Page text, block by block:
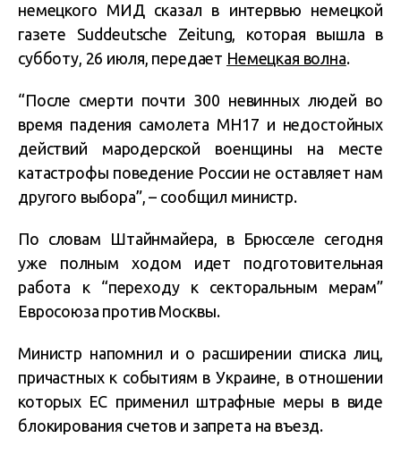
немецкого МИД сказал в интервью немецкой
газете Suddeutsche Zeitung, которая вышла в
субботу, 26 июля, передает Немецкая волна.
“После смерти почти 300 невинных людей во
время падения самолета MH17 и недостойных
действий мародерской военщины на месте
катастрофы поведение России не оставляет нам
другого выбора”, – сообщил министр.
По словам Штайнмайера, в Брюсселе сегодня
уже полным ходом идет подготовительная
работа к “переходу к секторальным мерам”
Евросоюза против Москвы.
Министр напомнил и о расширении списка лиц,
причастных к событиям в Украине, в отношении
которых ЕС применил штрафные меры в виде
блокирования счетов и запрета на въезд.